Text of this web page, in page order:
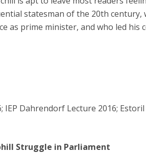
statesman of the 20th century,
as prime minister, and who led
IEP Dahrendorf Lecture 2016;
Struggle in Parliament